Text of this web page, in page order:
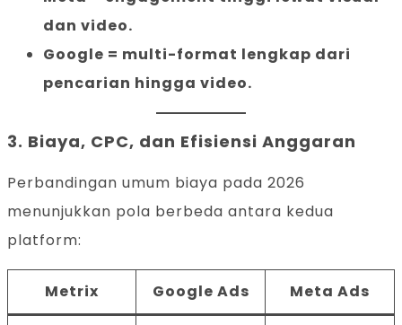
dan video.
Google = multi-format lengkap dari
pencarian hingga video.
3. Biaya, CPC, dan Efisiensi Anggaran
Perbandingan umum biaya pada 2026
menunjukkan pola berbeda antara kedua
platform:
Metrix Google Ads Meta Ads